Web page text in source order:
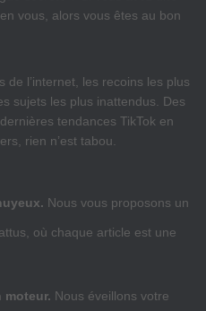
vous, alors vous êtes au bon
l’internet, les recoins les plus
sujets les plus inattendus. Des
tendances TikTok en
rien n’est tabou.
Nous vous proposons un
où chaque article est une
moteur. Nous éveillons votre